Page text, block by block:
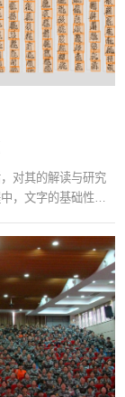
对其的解读与研究
，文字的基础性识
了突破研究发展的
人工智能技术，成
自动识别系统获得